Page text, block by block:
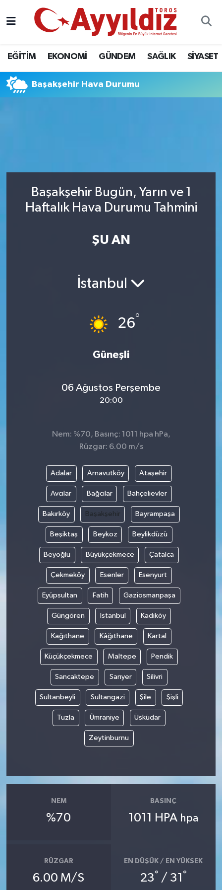
EĞİTİM EKONOMİ GÜNDEM SAĞLIK SİYASET
Başakşehir Hava Durumu
Başakşehir Bugün, Yarın ve 1
Haftalık Hava Durumu Tahmini
ŞU AN
İstanbul
26°
Güneşli
06 Ağustos Perşembe
20:00
Nem: %70, Basınç: 1011 hpa hPa,
Rüzgar: 6.00 m/s
Adalar Arnavutköy Ataşehir
Avcılar Bağcılar Bahçelievler
Bakırköy Başakşehir Bayrampaşa
Beşiktaş Beykoz Beylikdüzü
Beyoğlu Büyükçekmece Çatalca
Çekmeköy Esenler Esenyurt
Eyüpsultan Fatih Gaziosmanpaşa
Güngören Istanbul Kadıköy
Kağıthane Kâğıthane Kartal
Küçükçekmece Maltepe Pendik
Sancaktepe Sarıyer Silivri
Sultanbeyli Sultangazi Şile Şişli
Tuzla Ümraniye Üsküdar
Zeytinburnu
NEM
%70
BASINÇ
1011 HPA hpa
RÜZGAR
6.00 M/S
EN DÜŞÜK / EN YÜKSEK
23° / 31 °